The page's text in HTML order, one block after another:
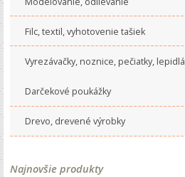
Filc, textil, vyhotovenie tašiek
Vyrezávačky, noznice, pečiatky, lepidlá
Darčekové poukážky
Drevo, drevené výrobky
Najnovšie produkty